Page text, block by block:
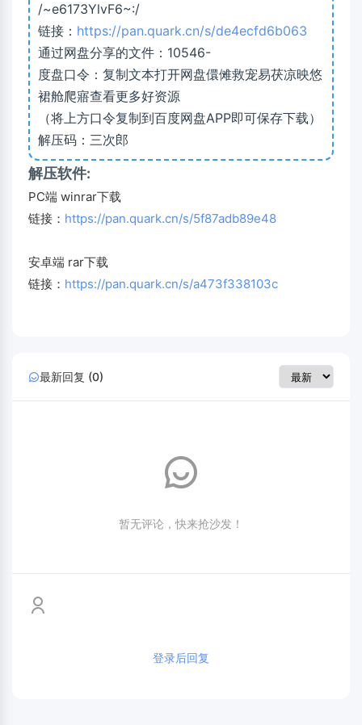
/~e6173YlvF6~:/
链接： https://pan.quark.cn/s/de4ecfd6b063
通过网盘分享的文件：10546-
度盘口令：复制文本打开网盘儇傩救宠易茯凉映悠
裙舱爬寤查看更多好资源
（将上方口令复制到百度网盘APP即可保存下载）
解压码：三次郎
解压软件:
PC端 winrar下载
链接： https://pan.quark.cn/s/5f87adb89e48
安卓端 rar下载
链接： https://pan.quark.cn/s/a473f338103c
最新回复 (0)
暂无评论，快来抢沙发！
登录后回复